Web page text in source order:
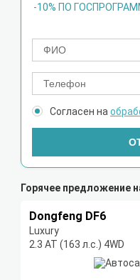
-10% ПО
Согласен на
Горячее предложение
Dongfeng DF6
Luxury
2.3 AT (163 л.с.) 4WD